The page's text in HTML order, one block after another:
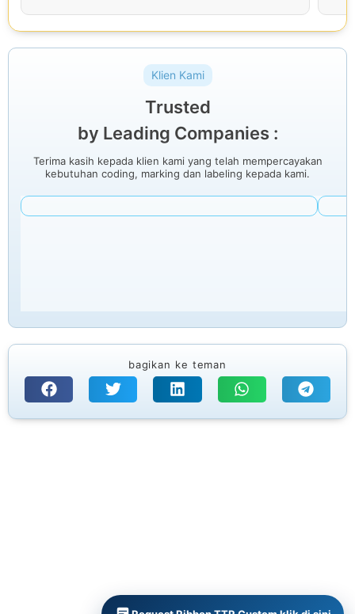
Klien Kami
Trusted
by Leading Companies :
Terima kasih kepada klien kami yang telah mempercayakan
kebutuhan coding, marking dan labeling kepada kami.
bagikan ke teman